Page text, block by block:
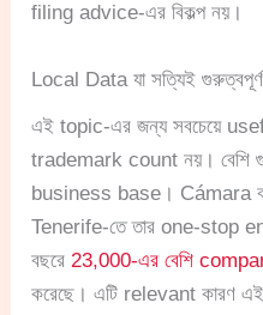
filing advice-এর বিকল্প নয়।
Local Data যা সত্যিই গুরুত্বপূর্ণ
এই topic-এর জন্য সবচেয়ে
trademark count নয়। বেশি
business base। Cámara
Tenerife-তে তার one-stop
বছরে23,000-এর বেশি
করেছে। এটি relevant কারণ